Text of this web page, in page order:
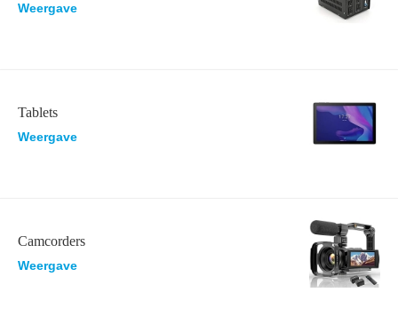
Weergave
Tablets
Weergave
Camcorders
Weergave